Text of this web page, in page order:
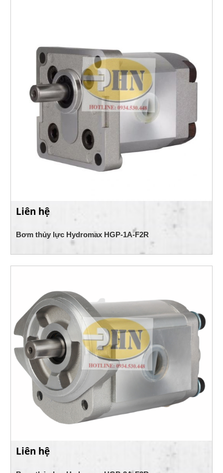
Liên hệ
Bơm thủy lực Hydromax HGP-1A-F2R
Liên hệ